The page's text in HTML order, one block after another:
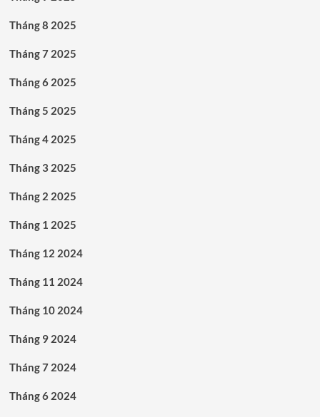
Tháng 8 2025
Tháng 7 2025
Tháng 6 2025
Tháng 5 2025
Tháng 4 2025
Tháng 3 2025
Tháng 2 2025
Tháng 1 2025
Tháng 12 2024
Tháng 11 2024
Tháng 10 2024
Tháng 9 2024
Tháng 7 2024
Tháng 6 2024